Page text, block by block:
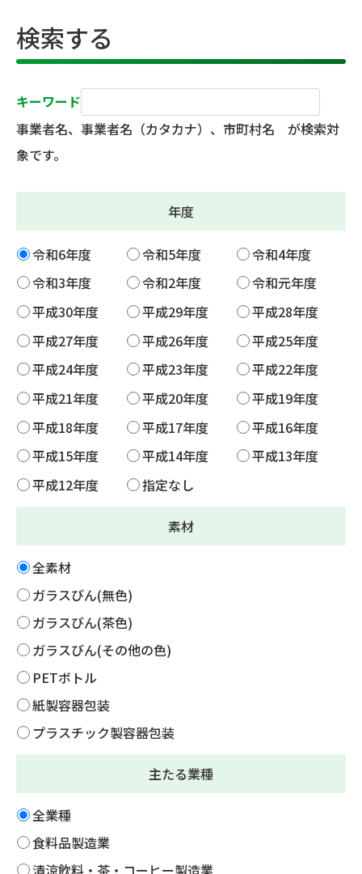
検索する
キーワード
事業者名、事業者名（カタカナ）、市町村名 が検索対
象です。
年度
令和6年度 令和5年度
令和4年度
令和3年度
令和2年度
令和元年度
平成30年度
平成29年度
平成28年度
平成27年度
平成26年度
平成25年度
平成24年度
平成23年度
平成22年度
平成21年度
平成20年度
平成19年度
平成18年度
平成17年度
平成16年度
平成15年度
平成14年度
平成13年度
平成12年度
指定なし
素材
全素材
ガラスびん(無色)
ガラスびん(茶色)
ガラスびん(その他の色)
PETボトル
紙製容器包装
プラスチック製容器包装
主たる業種
全業種
食料品製造業
清涼飲料・茶・コーヒー製造業